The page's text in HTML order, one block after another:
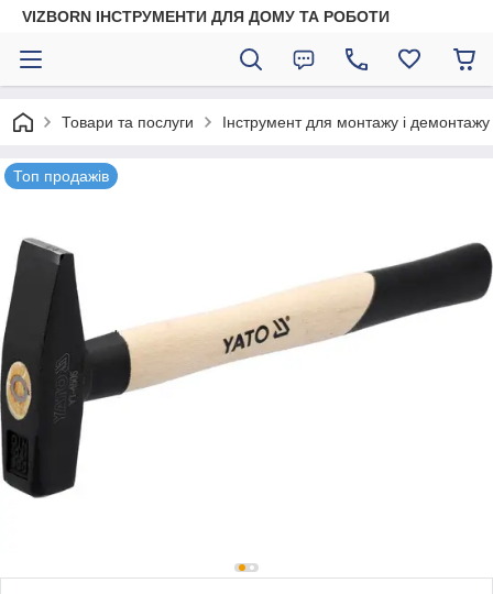
VIZBORN ІНСТРУМЕНТИ ДЛЯ ДОМУ ТА РОБОТИ
Товари та послуги Інструмент для монтажу і демонтажу
Топ продажів